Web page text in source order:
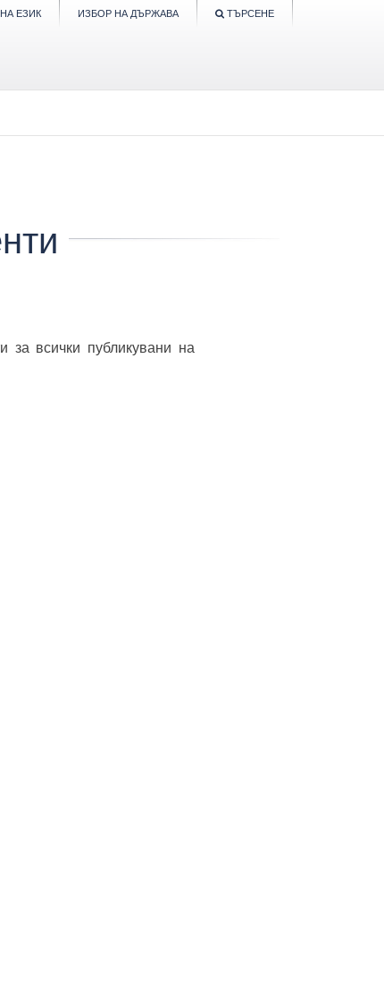
ЕЗИК ИЗБОР НА ДЪРЖАВА ТЪРСЕНЕ
всички публикувани на